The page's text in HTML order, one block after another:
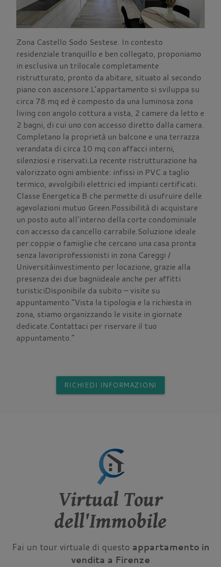
Zona Castello Sodo Sestese. In contesto
residenziale tranquillo e ben collegato, proponiamo
in esclusiva un trilocale completamente
ristrutturato, pronto da abitare, situato al secondo
piano con ascensore.L’appartamento si sviluppa su
circa 78 mq ed è composto da una luminosa zona
living con angolo cottura a vista, 2 camere da letto e
2 bagni, di cui uno con accesso diretto dalla camera.
Completano la proprietà un balcone e una terrazza
verandata di circa 10 mq con affacci interni,
silenziosi e riservati.La recente ristrutturazione ha
valorizzato ogni ambiente: infissi in PVC a taglio
termico, avvolgibili elettrici ed impianti certificati.
Classe Energetica B che permette di usufruire delle
agevolazioni mutuo Green.Possibilità di acquistare
un posto auto all’interno della corte condominiale
con accesso da cancello carrabile.Soluzione ideale
per:coppie o famiglie che cercano una casa pronta
senza lavoriprofessionisti in zona Careggi /
Universitàinvestimento per locazione, grazie alla
presenza dei due bagniideale anche per affitti
turisticiDisponibile da subito – visite su
appuntamento.“Vista la tipologia e la richiesta in
zona, stiamo organizzando le visite in giornate
dedicate.Contattaci per riservare il tuo
appuntamento.”
RICHIEDI INFORMAZIONI
Virtual Tour
dell'Immobile
Fai un tour virtuale di questo appartamento in
vendita a Firenze